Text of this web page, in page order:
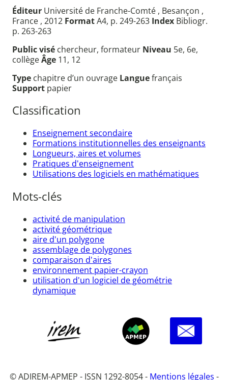
Éditeur Université de Franche-Comté , Besançon ,
France , 2012 FormatA4, p. 249-263 Index Bibliogr.
p. 263-263
Public visé chercheur, formateur Niveau 5e, 6e,
collègeÂge 11, 12
Type chapitre d’un ouvrage Languefrançais
Support papier
Classification
Enseignement secondaire
Formations institutionnelles des enseignants
Longueurs, aires et volumes
Pratiques d'enseignement
Utilisations des logiciels en mathématiques
Mots-clés
activité de manipulation
activité géométrique
aire d'un polygone
assemblage de polygones
comparaison d'aires
environnement papier-crayon
utilisation d'un logiciel de géométrie
dynamique
© ADIREM-APMEP - ISSN 1292-8054 - Mentions légales -